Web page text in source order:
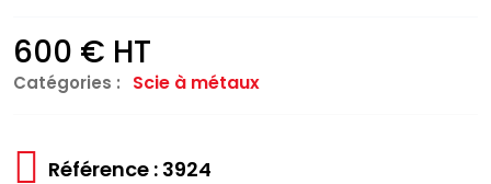
600 € HT
Catégories : Scie à métaux
Référence : 3924